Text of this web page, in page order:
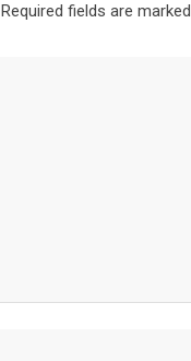
Required fields are marked